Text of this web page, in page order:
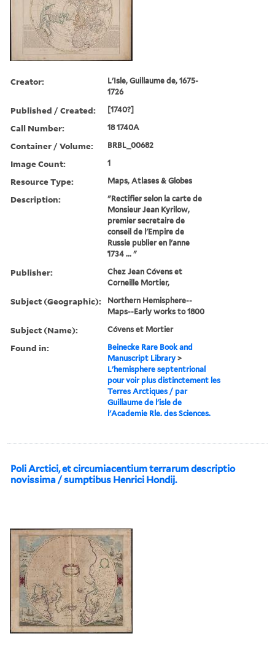
Creator:
L'Isle, Guillaume de, 1675-
1726
Published / Created: [1740?]
Call Number: 18 1740A
Container / Volume: BRBL_00682
Image Count: 1
Resource Type: Maps, Atlases & Globes
Description:
"Rectifier selon la carte de
Monsieur Jean Kyrilow,
premier secretaire de
conseil de l'Empire de
Russie publier en l'anne
́1734 ... "
Publisher:
Chez Jean Cóvens et
Corneille Mortier,
Subject (Geographic):
Northern Hemisphere--
Maps--Early works to 1800
Subject (Name): Cóvens et Mortier
Found in:
Beinecke Rare Book and
Manuscript Library >
L'hemisphere septentrional
pour voir plus distinctement les
Terres Arctiques / par
Guillaume de l'isle de
l'Academie Rle. des Sciences.
Poli Arctici, et circumiacentium terrarum descriptio
novissima / sumptibus Henrici Hondij.